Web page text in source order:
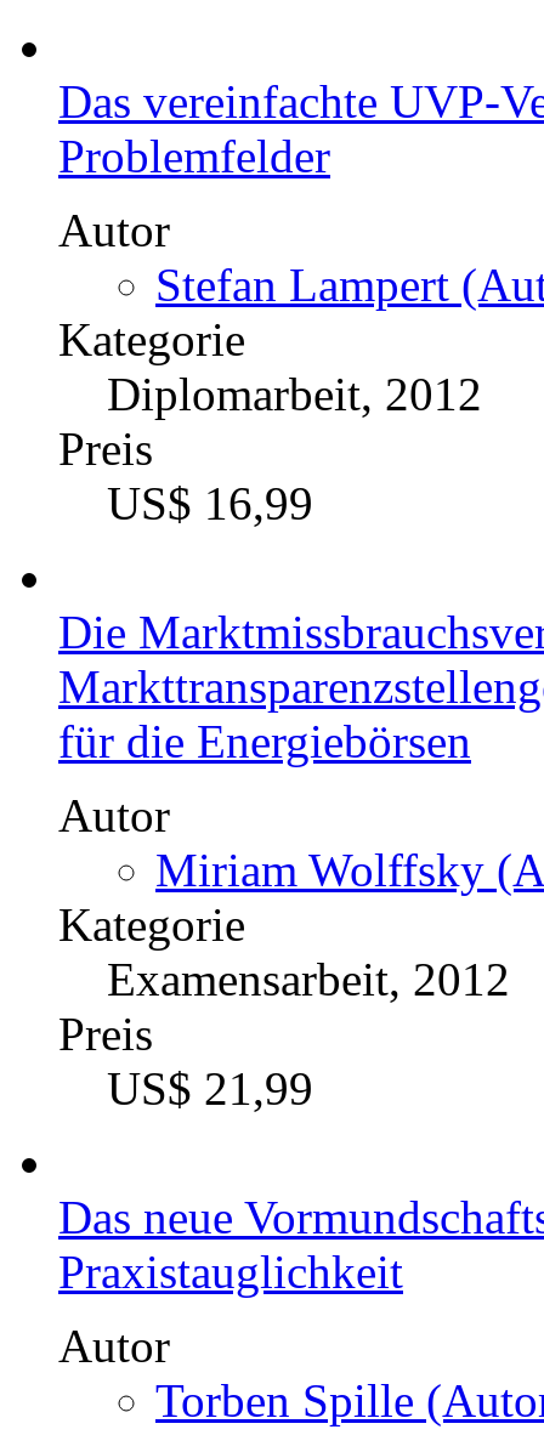
Das vereinfachte UVP-
Problemfelder
Autor
Stefan Lampert
Kategorie
Diplomarbeit, 2012
Preis
US$ 16,99
Die
für die Energiebörsen
Autor
Miriam Wolffsky
Kategorie
Examensarbeit, 2012
Preis
US$ 21,99
Das neue
Praxistauglichkeit
Autor
Torben Spille